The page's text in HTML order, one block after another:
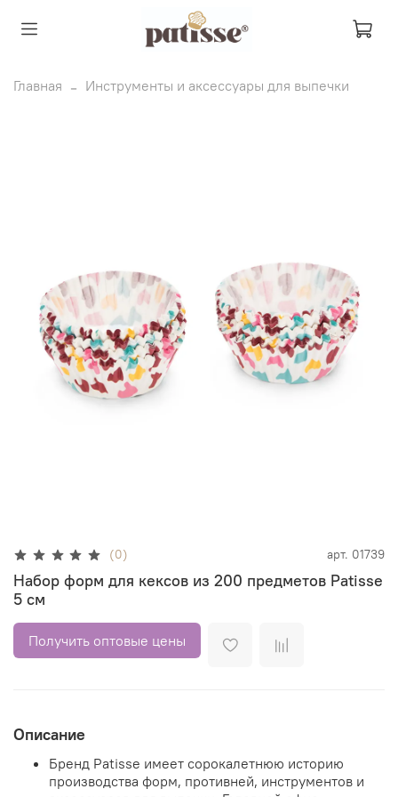
Главная Инструменты и аксессуары для выпечки
(0) арт. 01739
Набор форм для кексов из 200 предметов Patisse
5 см
Получить оптовые цены
Описание
Бренд Patisse имеет сорокалетнюю историю
производства форм, противней, инструментов и